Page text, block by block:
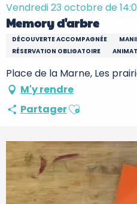
Vendredi 23 octobre de
Memory d'arbre
DÉCOUVERTE ACCOMPAGNÉE
RÉSERVATION OBLIGATOIRE
Place de la Marne, Les
M'y rendre
PartagerAjouter aux